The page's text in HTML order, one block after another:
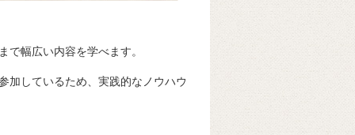
で幅広い内容を学べます。
加しているため、実践的なノウハウ